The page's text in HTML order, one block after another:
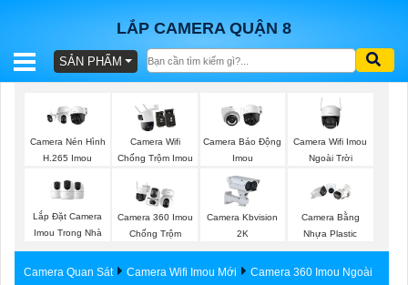
LẮP CAMERA QUẬN 8
BÁO
GÓI
SẢN
SẢN PHẨM
Camera Nén Hình
H.265 Imou
Camera Wifi
Chống Trộm Imou
Camera Báo Động
Imou
Camera Wifi Imou
Ngoài Trời
Lắp Đặt Camera
Imou Trong Nhà
Camera 360 Imou
Chống Trộm
Camera Kbvision
2K
Camera Bằng
Nhựa Plastic
Camera Quan Sát Camera Wifi Imou Mới
Camera 360 Imou Ngoài